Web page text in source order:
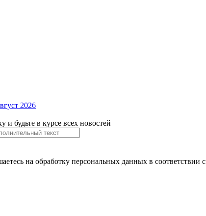
2026
будьте в курсе всех новостей
на обработку персональных данных в соответствии с